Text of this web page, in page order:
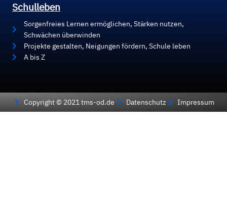
Schulleben
Sorgenfreies Lernen ermöglichen, Stärken nutzen,
Schwächen überwinden
Projekte gestalten, Neigungen fördern, Schule leben
A bis Z
Copyright © 2021 tms-od.de Datenschutz Impressum